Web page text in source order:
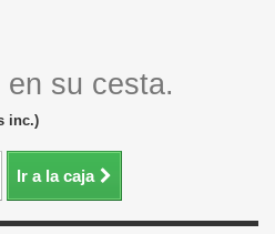
su cesta.
inc.)
Ir a la caja